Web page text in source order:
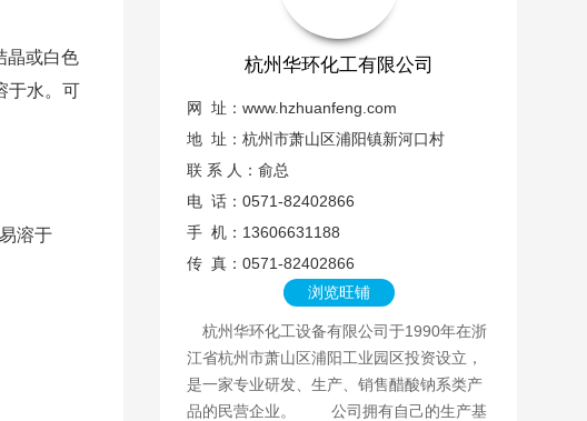
晶或白色
于水。可
溶于
杭州华环化工有限公司
网 址： www.hzhuanfeng.com
地 址：杭州市萧山区浦阳镇新河口村
联 系 人：俞总
电 话：0571-82402866
手 机：13606631188
传 真：0571-82402866
浏览旺铺
杭州华环化工设备有限公司于1990年在浙
江省杭州市萧山区浦阳工业园区投资设立，
是一家专业研发、生产、销售醋酸钠系类产
品的民营企业。 公司拥有自己的生产基